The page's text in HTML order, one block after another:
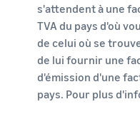
s'attendent à une
TVA du pays d'où
de celui où se
de lui fournir une
d'émission d'une
pays. Pour plus